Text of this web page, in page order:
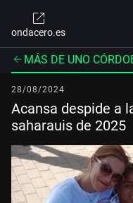
ondacero.es
MÁS DE UNO
28/08/2024
Acansa despide a
saharauis de 2025